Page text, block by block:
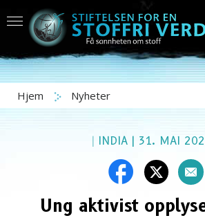
Hjem Nyheter
|INDIA | 31. MAI
Ung aktivist